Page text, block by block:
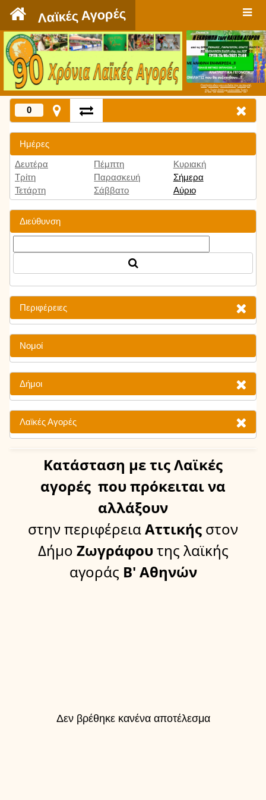
Λαϊκές Αγορές
Πατήστε εδώ για να δείτε την εκπομπή
την Τρίτη 9:00 μμ και κάθε Τρίτη
0
Ημέρες
Δευτέρα
Τρίτη
Τετάρτη
Πέμπτη
Παρασκευή
Σάββατο
Κυριακή
Σήμερα
Αύριο
Διεύθυνση
Περιφέρειες
Νομοί
Δήμοι
Λαϊκές Αγορές
Κατάσταση με τις Λαϊκές
αγορές που πρόκειται να
αλλάξουν
στην περιφέρειαΑττικής στον
Δήμο Ζωγράφουτης λαϊκής
αγοράς Β' Αθηνών
Δεν βρέθηκε κανένα αποτέλεσμα